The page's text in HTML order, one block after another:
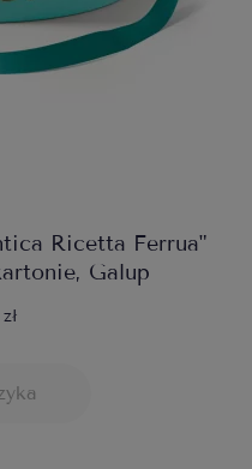
Ricetta Ferrua"
Galup